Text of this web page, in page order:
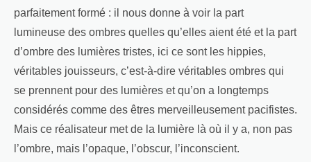
parfaitement formé : il nous donne à voir la part
lumineuse des ombres quelles qu’elles aient été et la part
d’ombre des lumières tristes, ici ce sont les hippies,
véritables jouisseurs, c’est-à-dire véritables ombres qui
se prennent pour des lumières et qu’on a longtemps
considérés comme des êtres merveilleusement pacifistes.
Mais ce réalisateur met de la lumière là où il y a, non pas
l’ombre, mais l’opaque, l’obscur, l’inconscient.